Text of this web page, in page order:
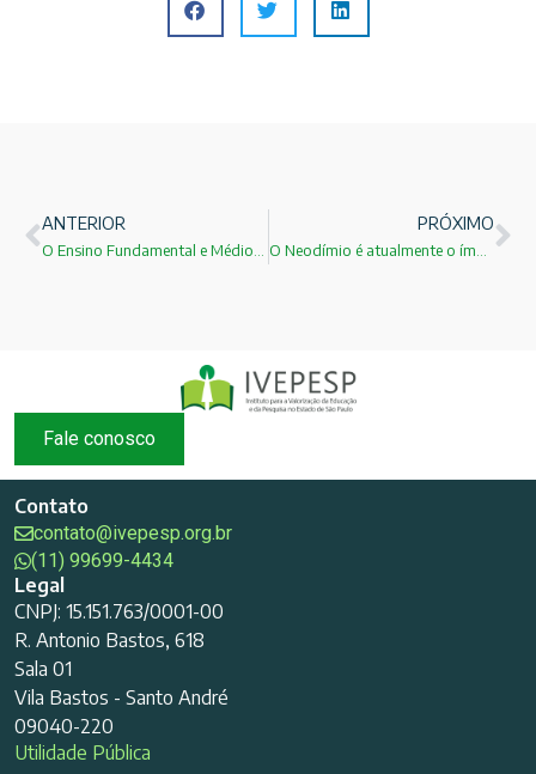
ANTERIOR PRÓXIMO
Fale conosco
Contato
contato@ivepesp.org.br
(11) 99699-4434
Legal
CNPJ: 15.151.763/0001-00
R. Antonio Bastos, 618
Sala 01
Vila Bastos - Santo André
09040-220
Utilidade Pública